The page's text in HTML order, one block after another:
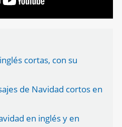
cortas, con su
de Navidad cortos en
en inglés y en